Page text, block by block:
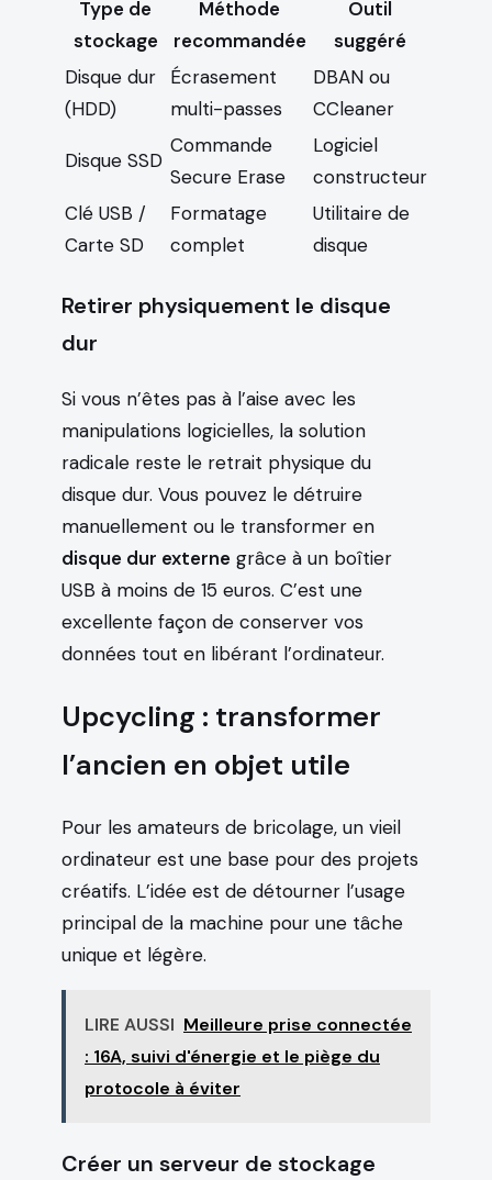
Type de
stockage
Méthode
recommandée
Outil
suggéré
Disque dur
(HDD)
Écrasement
multi-passes
DBAN ou
CCleaner
Disque SSD
Commande
Secure Erase
Logiciel
constructeur
Clé USB /
Carte SD
Formatage
complet
Utilitaire de
disque
Retirer physiquement le disque
dur
Si vous n’êtes pas à l’aise avec les
manipulations logicielles, la solution
radicale reste le retrait physique du
disque dur. Vous pouvez le détruire
manuellement ou le transformer en
disque dur externe grâce à un boîtier
USB à moins de 15 euros. C’est une
excellente façon de conserver vos
données tout en libérant l’ordinateur.
Upcycling : transformer
l’ancien en objet utile
Pour les amateurs de bricolage, un vieil
ordinateur est une base pour des projets
créatifs. L’idée est de détourner l’usage
principal de la machine pour une tâche
unique et légère.
LIRE AUSSI Meilleure prise connectée
: 16A, suivi d'énergie et le piège du
protocole à éviter
Créer un serveur de stockage